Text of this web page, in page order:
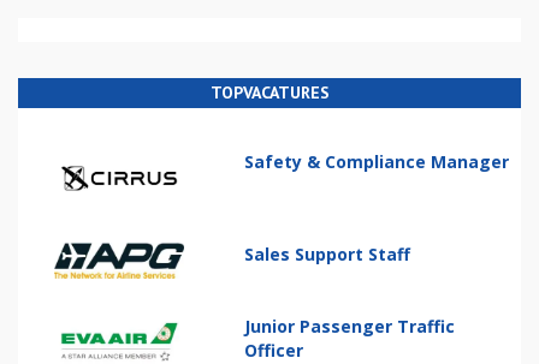
TOPVACATURES
Safety & Compliance Manager
Sales Support Staff
Junior Passenger Traffic
Officer